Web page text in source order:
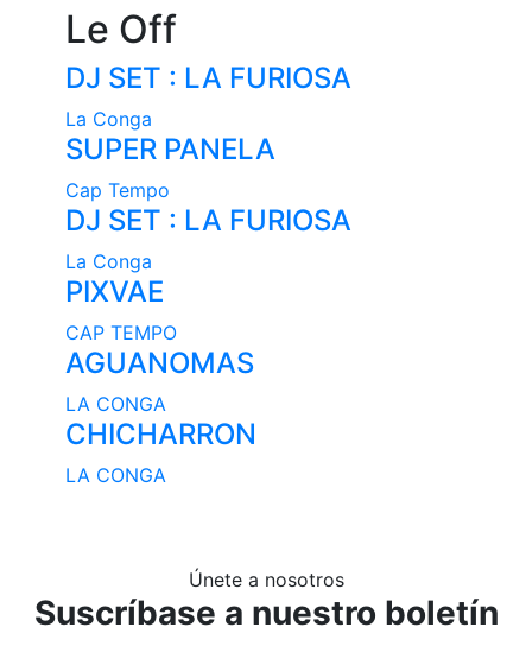
Le Off
DJ SET : LA FURIOSA
La Conga
SUPER PANELA
Cap Tempo
DJ SET : LA FURIOSA
La Conga
PIXVAE
CAP TEMPO
AGUANOMAS
LA CONGA
CHICHARRON
LA CONGA
Únete a nosotros
Suscríbase a nuestro boletín